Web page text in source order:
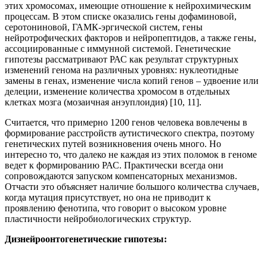
этих хромосомах, имеющие отношение к нейрохимическим
процессам. В этом списке оказались гены дофаминовой,
серотониновой, ГАМК-эргической систем, гены
нейротрофических факторов и нейропептидов, а также гены,
ассоциированные с иммунной системой. Генетические
гипотезы рассматривают РАС как результат структурных
изменений генома на различных уровнях: нуклеотидные
замены в генах, изменение числа копий генов – удвоение или
делеции, изменение количества хромосом в отдельных
клетках мозга (мозаичная анэуплоидия) [10, 11].
Считается, что примерно 1200 генов человека вовлечены в
формирование расстройств аутистического спектра, поэтому
генетических путей возникновения очень много. Но
интересно то, что далеко не каждая из этих поломок в геноме
ведет к формированию РАС. Практически всегда они
сопровождаются запуском компенсаторных механизмов.
Отчасти это объясняет наличие большого количества случаев,
когда мутация присутствует, но она не приводит к
проявлению фенотипа, что говорит о высоком уровне
пластичности нейробиологических структур.
Дизнейроонтогенетические гипотезы: